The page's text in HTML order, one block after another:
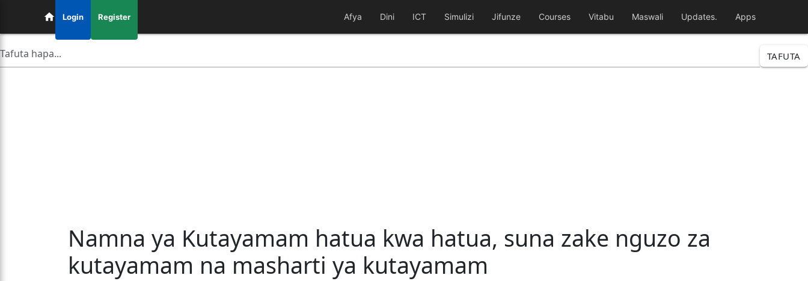
Login Register Afya Dini ICT Simulizi Jifunze Courses Vitabu Maswali Updates. Apps
TAFUTA
Namna ya Kutayamam hatua kwa hatua, suna zake nguzo za
kutayamam na masharti ya kutayamam